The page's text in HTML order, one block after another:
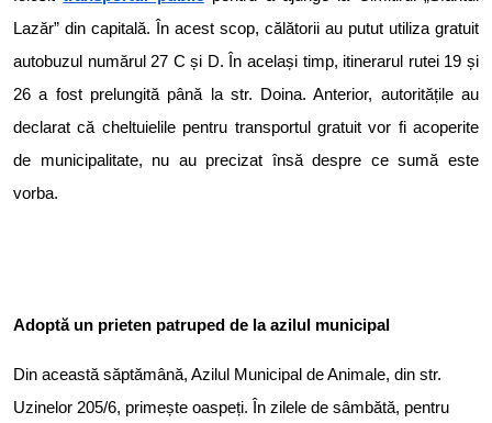
Lazăr” din capitală. În acest scop, călătorii au putut utiliza gratuit
autobuzul numărul 27 C și D. În același timp, itinerarul rutei 19 și
26 a fost prelungită până la str. Doina. Anterior, autoritățile au
declarat că cheltuielile pentru transportul gratuit vor fi acoperite
de municipalitate, nu au precizat însă despre ce sumă este
vorba.
Adoptă un prieten patruped de la azilul municipal
Din această săptămână, Azilul Municipal de Animale, din str.
Uzinelor 205/6, primește oaspeți. În zilele de sâmbătă, pentru